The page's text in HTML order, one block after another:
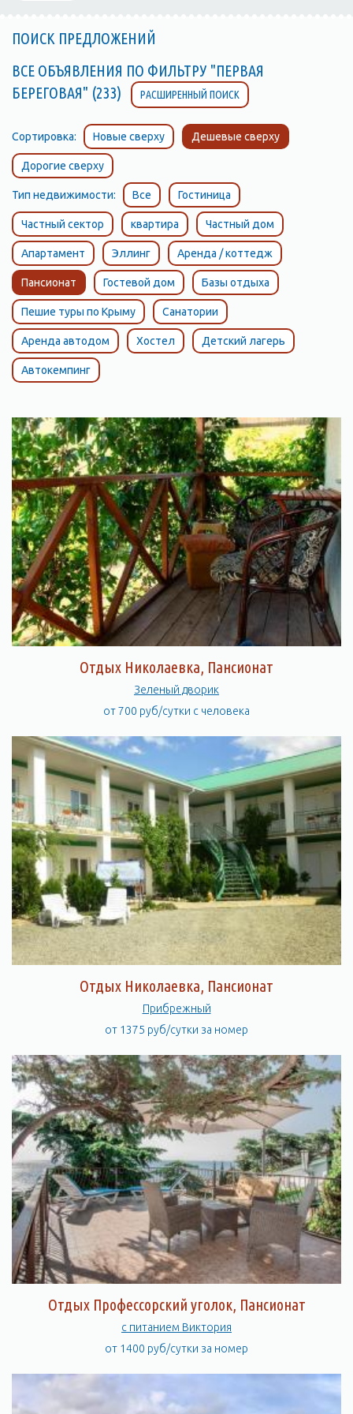
ПОИСК ПРЕДЛОЖЕНИЙ
ВСЕ ОБЪЯВЛЕНИЯ ПО ФИЛЬТРУ "ПЕРВАЯ
БЕРЕГОВАЯ" (233)
РАСШИРЕННЫЙ ПОИСК
Сортировка: Новые сверху Дешевые сверху
Дорогие сверху
Тип недвижимости: Все Гостиница
Частный сектор квартира Частный дом
Апартамент Эллинг Аренда / коттедж
Пансионат Гостевой дом Базы отдыха
Пешие туры по Крыму Санатории
Аренда автодом Хостел Детский лагерь
Автокемпинг
Отдых Николаевка, Пансионат
Зеленый дворик
от 700 руб/сутки с человека
Отдых Николаевка, Пансионат
Прибрежный
от 1375 руб/сутки за номер
Отдых Профессорский уголок, Пансионат
с питанием Виктория
от 1400 руб/сутки за номер